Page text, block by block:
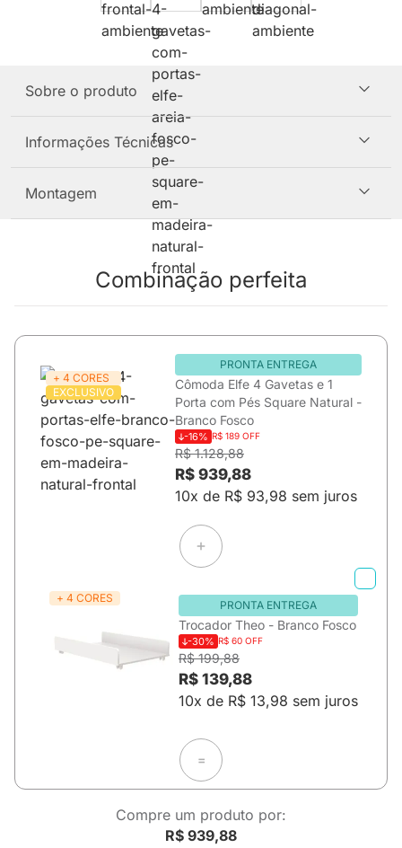
Sobre o produto
Informações Técnicas
Montagem
Combinação perfeita
+ 4 CORES
EXCLUSIVO
PRONTA ENTREGA
Cômoda Elfe 4 Gavetas e 1
Porta com Pés Square Natural -
Branco Fosco
-16% R$ 189 OFF
R$ 1.128,88
R$ 939,88
10x de R$ 93,98 sem juros
+ 4 CORES
PRONTA ENTREGA
Trocador Theo - Branco Fosco
-30% R$ 60 OFF
R$ 199,88
R$ 139,88
10x de R$ 13,98 sem juros
=
Compre um produto por:
R$ 939,88